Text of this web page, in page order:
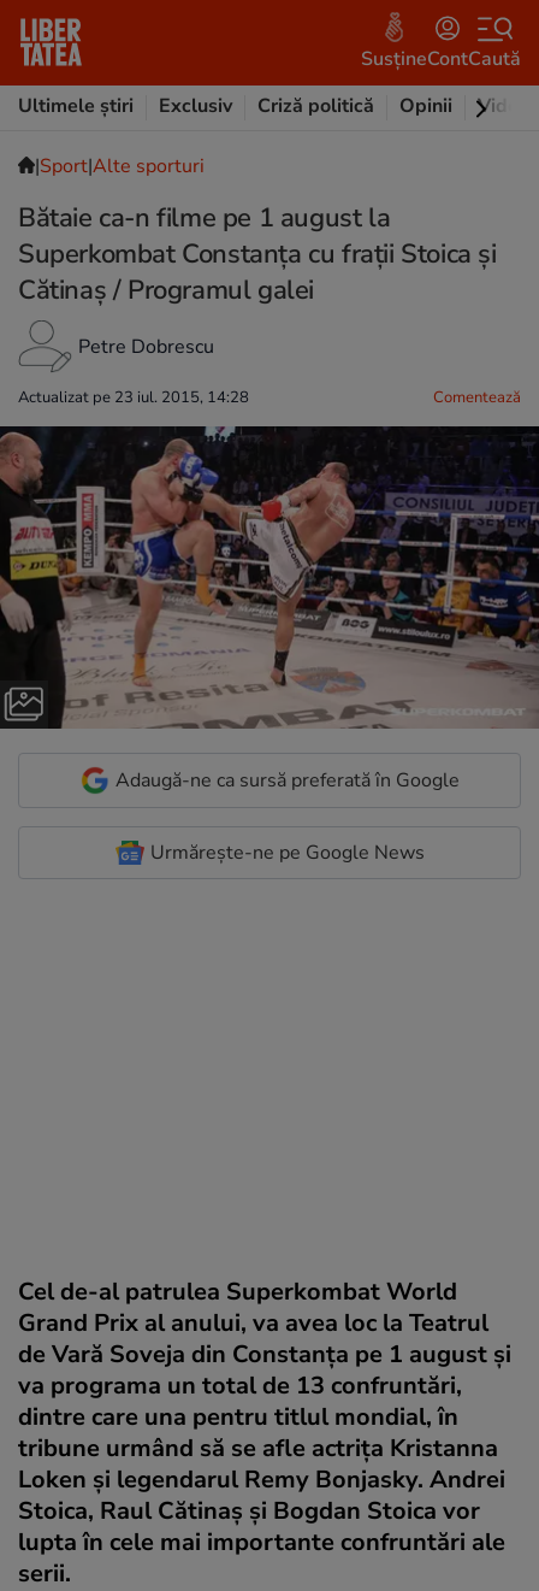
SusțineContCaută
Ultimele știri
Exclusiv Criză politică Opinii Video
|Sport|Alte sporturi
Bătaie ca-n filme pe 1 august la
Superkombat Constanţa cu fraţii Stoica şi
Cătinaş / Programul galei
Petre Dobrescu
Actualizat pe 23 iul. 2015, 14:28 Comentează
Adaugă-ne ca sursă preferată în Google
Urmărește-ne pe Google News
Cel de-al patrulea Superkombat World
Grand Prix al anului, va avea loc la Teatrul
de Vară Soveja din Constanţa pe 1 august şi
va programa un total de 13 confruntări,
dintre care una pentru titlul mondial, în
tribune urmând să se afle actriţa Kristanna
Loken şi legendarul Remy Bonjasky. Andrei
Stoica, Raul Cătinaş şi Bogdan Stoica vor
lupta în cele mai importante confruntări ale
serii.